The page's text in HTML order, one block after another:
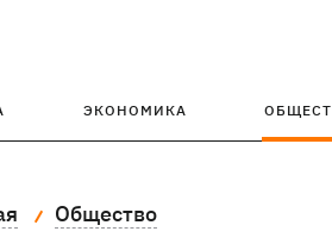
ЭКОНОМИКА
Общество